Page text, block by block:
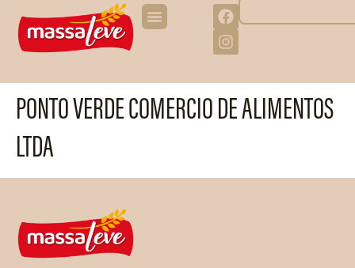
PONTO VERDE COMERCIO DE ALIMENTOS
LTDA